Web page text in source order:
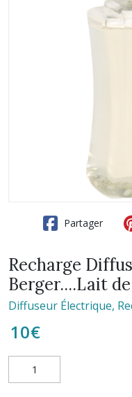
Partager
Recharge
Berger....Lait
Diffuseur Électrique,
10€